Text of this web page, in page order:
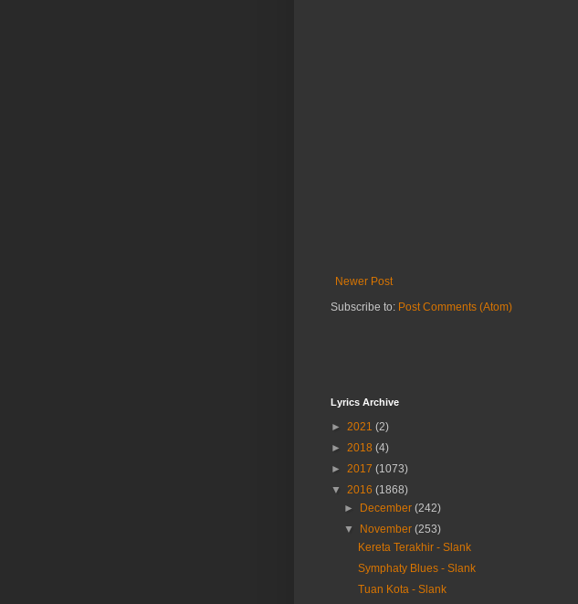
Newer Post
Subscribe to: Post Comments (Atom)
Lyrics Archive
► 2021 (2)
► 2018 (4)
► 2017 (1073)
▼ 2016 (1868)
►
December(242)
▼
November(253)
Kereta Terakhir - Slank
Symphaty Blues - Slank
Tuan Kota - Slank